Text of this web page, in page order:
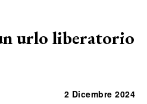
urlo liberatorio
2 Dicembre 2024